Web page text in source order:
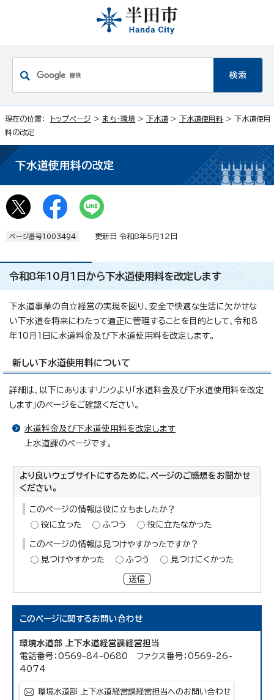
現在の位置： トップページ > まち・環境 > 下水道 > 下水道使用料 > 下水道使用
料の改定
下水道使用料の改定
ページ番号1003494 更新日 令和8年5月12日
令和8年10月1日から下水道使用料を改定します
下水道事業の自立経営の実現を図り、安全で快適な生活に欠かせな
い下水道を将来にわたって適正に管理することを目的として、令和8
年10月1日に水道料金及び下水道使用料を改定します。
新しい下水道使用料について
詳細は、以下にありますリンクより「水道料金及び下水道使用料を改定
します」のページをご確認ください。
水道料金及び下水道使用料を改定します
上水道課のページです。
より良いウェブサイトにするために、ページのご感想をお聞かせ
ください。
このページの情報は役に立ちましたか？
役に立った
ふつう 役に立たなかった
このページの情報は見つけやすかったですか？
見つけやすかった
ふつう 見つけにくかった
送信
このページに関するお問い合わせ
環境水道部 上下水道経営課経営担当
電話番号：0569-84-0680 ファクス番号：0569-26-
4074
環境水道部 上下水道経営課経営担当へのお問い合わせ